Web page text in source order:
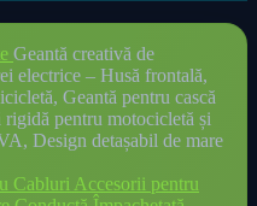
Geantă creativă de
electrice – Husă frontală,
Geantă pentru cască
rigidă pentru motocicletă și
Design detașabil de mare